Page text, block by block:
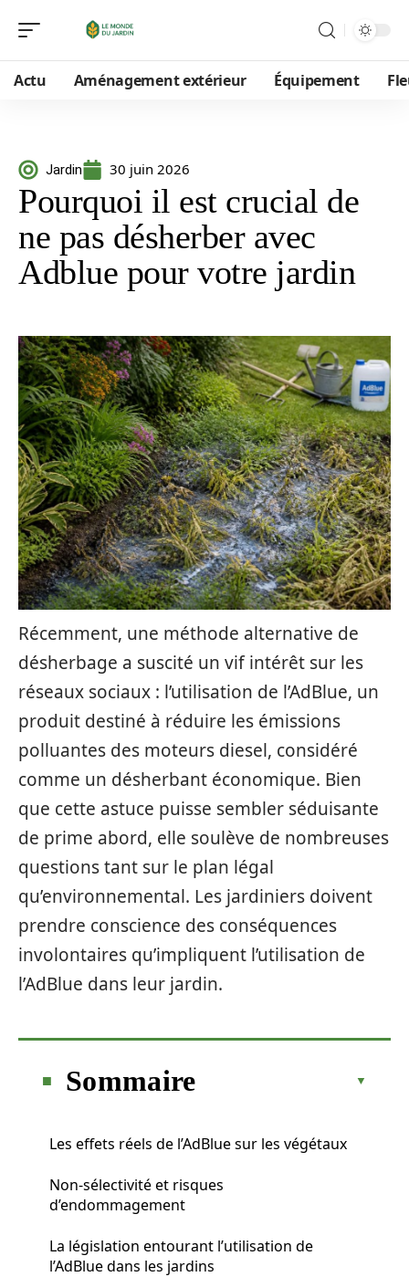
Actu Aménagement extérieur Équipement
Jardin 30 juin 2026
Pourquoi il est crucial de
ne pas désherber avec
Adblue pour votre jardin
Récemment, une méthode alternative de
désherbage a suscité un vif intérêt sur les
réseaux sociaux : l’utilisation de l’AdBlue, un
produit destiné à réduire les émissions
polluantes des moteurs diesel, considéré
comme un désherbant économique. Bien
que cette astuce puisse sembler séduisante
de prime abord, elle soulève de nombreuses
questions tant sur le plan légal
qu’environnemental. Les jardiniers doivent
prendre conscience des conséquences
involontaires qu’impliquent l’utilisation de
l’AdBlue dans leur jardin.
Sommaire
Les effets réels de l’AdBlue sur les végétaux
Non-sélectivité et risques
d’endommagement
La législation entourant l’utilisation de
l’AdBlue dans les jardins